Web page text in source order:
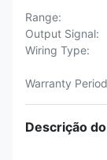
Range:
Output Signal:
Wiring Type:
Warranty
Descrição